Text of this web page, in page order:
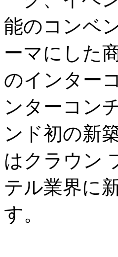
能のコンベ
ーマにした
のインター
ンターコン
ンド初の新
はクラウン
テル業界に
す。